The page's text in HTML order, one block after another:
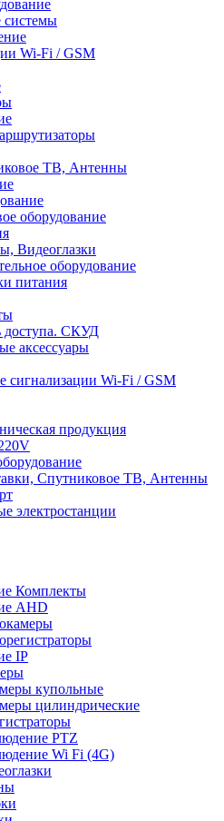
системы
Wi-Fi / GSM
ТВ, Антенны
оборудование
Видеоглазки
оборудование
питания
доступа. СКУД
аксессуары
сигнализации Wi-Fi / GSM
продукция
Спутниковое ТВ, Антенны
электростанции
Комплекты
AHD
IP
купольные
цилиндрические
PTZ
Wi Fi (4G)